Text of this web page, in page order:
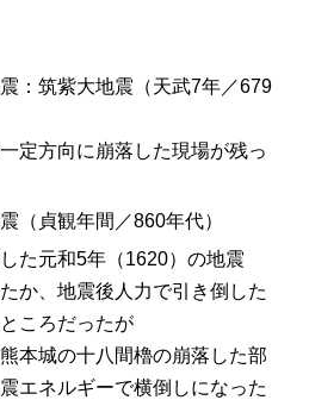
：筑紫大地震（天武7年／679
定方向に崩落した現場が残っ
（貞観年間／860年代）
た元和5年（1620）の地震
か、地震後人力で引き倒した
ころだったが
本城の十八間櫓の崩落した部
エネルギーで横倒しになった